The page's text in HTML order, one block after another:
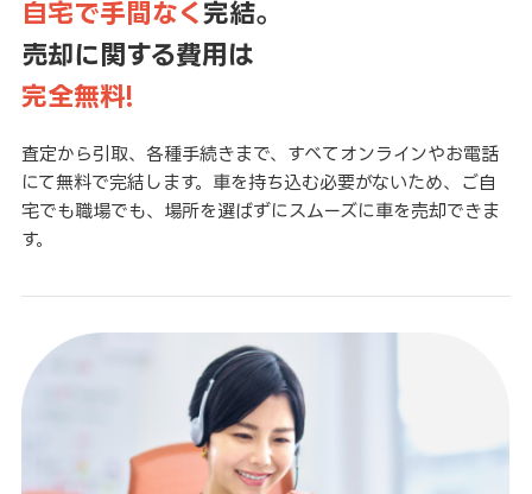
自宅で手間なく 完結。
売却に関する費用は
完全無料!
査定から引取、各種手続きまで、すべてオンラインやお電話
にて無料で完結します。車を持ち込む必要がないため、ご自
宅でも職場でも、場所を選ばずにスムーズに車を売却できま
す。